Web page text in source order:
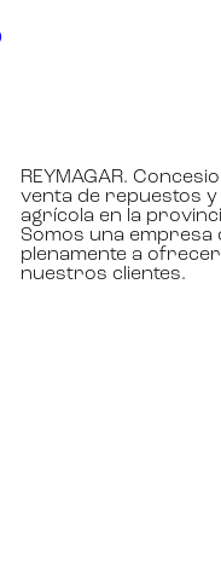
REYMAGAR.
venta de repuestos
agrícola en la
Somos una empresa
plenamente a
nuestros clientes.